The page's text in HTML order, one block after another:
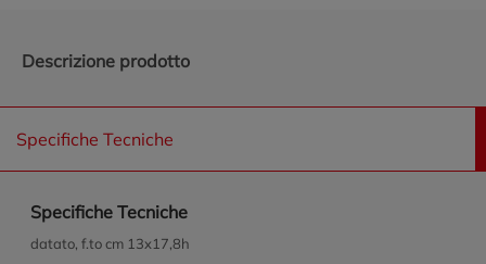
Descrizione prodotto
Specifiche Tecniche
Specifiche Tecniche
datato, f.to cm 13x17,8h